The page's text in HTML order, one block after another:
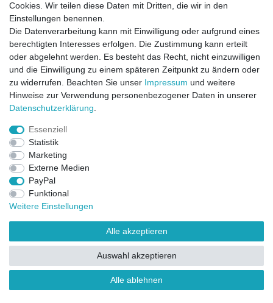
Direktkontakt per Telefon unter 04331 / 4928-910
Kostenloser Versand
Ein Monat Widerrufsrecht
Widerrufsrecht
Cookies. Wir teilen diese Daten mit Dritten, die wir in den
Einstellungen benennen.
Die Datenverarbeitung kann mit Einwilligung oder aufgrund eines
berechtigten Interesses erfolgen. Die Zustimmung kann erteilt
oder abgelehnt werden. Es besteht das Recht, nicht einzuwilligen
und die Einwilligung zu einem späteren Zeitpunkt zu ändern oder
zu widerrufen. Beachten Sie unser Impressum und weitere
Hinweise zur Verwendung personenbezogener Daten in unserer
Daten­schutz­erklärung
Essenziell
Statistik
Marketing
Externe Medien
PayPal
Funktional
Weitere Einstellungen
Alle akzeptieren
Alle ablehnen
Auswahl akzeptieren